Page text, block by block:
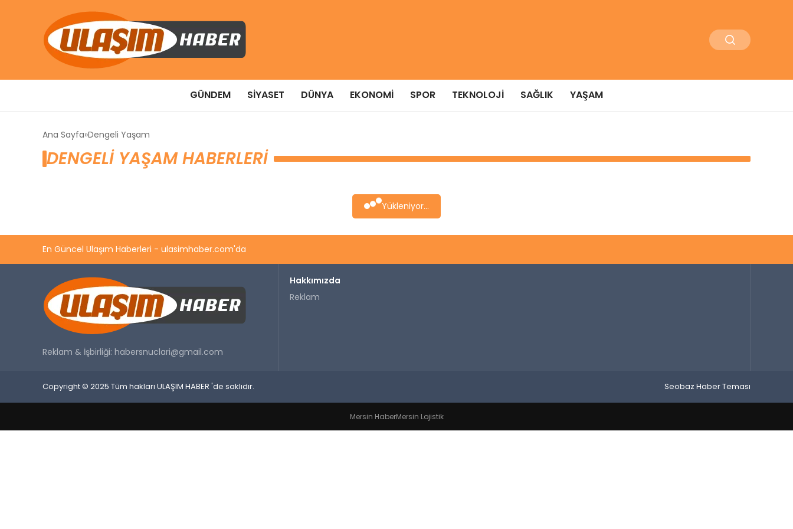
GÜNDEM SIYASET DÜNYA EKONOMI SPOR TEKNOLOJI SAĞLIK YAŞAM
Ana Sayfa Dengeli Yaşam
DENGELI YAŞAM HABERLERI
Yükleniyor...
En Güncel Ulaşım Haberleri - ulasimhaber.com'da
Reklam & İşbirliği: habersnuclari@gmail.com
Hakkımızda
Reklam
Copyright © 2025 Tüm hakları ULAŞIM HABER 'de saklıdır. Seobaz Haber Teması
Mersin HaberMersin Lojistik